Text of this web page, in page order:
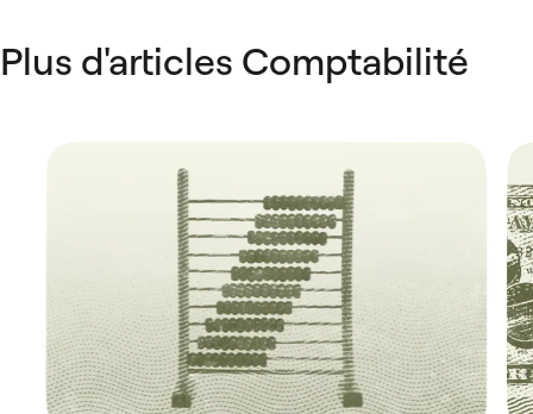
Plus d'articles Comptabilité